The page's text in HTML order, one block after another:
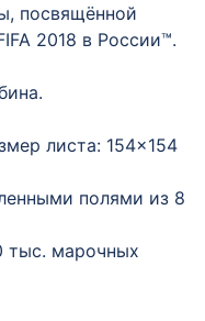
посвящённой
2018 в России™.
листа: 154×154
полями из 8
тыс. марочных